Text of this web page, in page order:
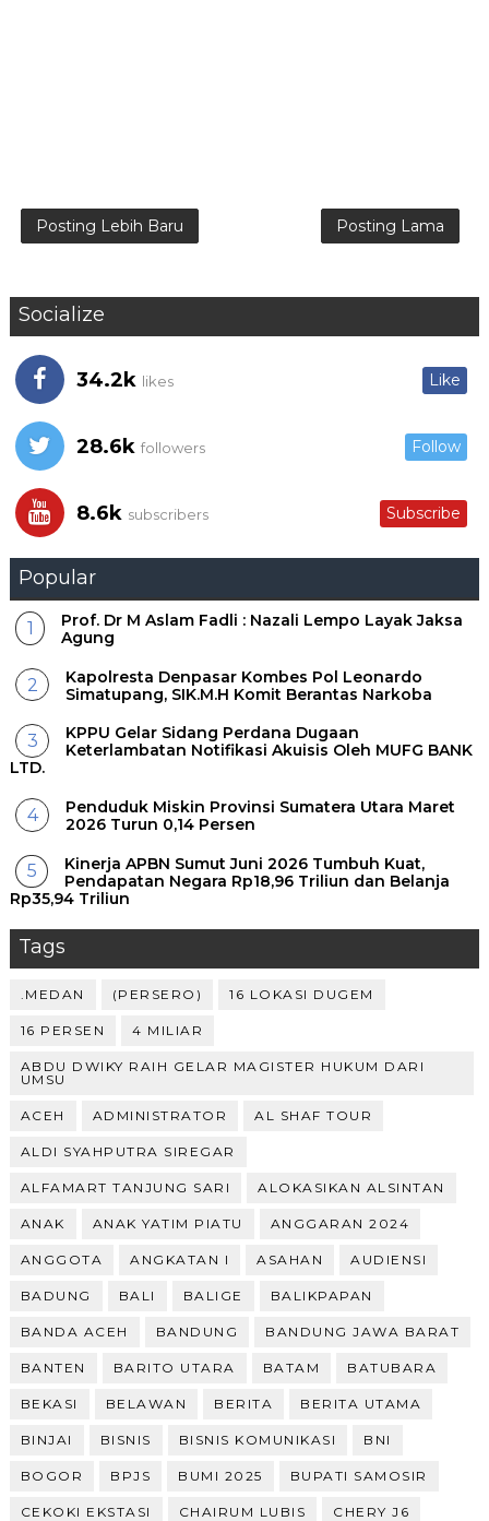
Posting Lebih Baru Posting Lama
Socialize
34.2k likes Like
28.6k followers Follow
8.6k subscribers Subscribe
Popular
Prof. Dr M Aslam Fadli : Nazali Lempo Layak Jaksa
Agung
Kapolresta Denpasar Kombes Pol Leonardo
Simatupang, SIK.M.H Komit Berantas Narkoba
KPPU Gelar Sidang Perdana Dugaan
Keterlambatan Notifikasi Akuisis Oleh MUFG BANK
LTD.
Penduduk Miskin Provinsi Sumatera Utara Maret
2026 Turun 0,14 Persen
Kinerja APBN Sumut Juni 2026 Tumbuh Kuat,
Pendapatan Negara Rp18,96 Triliun dan Belanja
Rp35,94 Triliun
Tags
.MEDAN (PERSERO) 16 LOKASI DUGEM
16 PERSEN 4 MILIAR
ABDU DWIKY RAIH GELAR MAGISTER HUKUM DARI
UMSU
ACEH ADMINISTRATOR AL SHAF TOUR
ALDI SYAHPUTRA SIREGAR
ALFAMART TANJUNG SARI ALOKASIKAN ALSINTAN
ANAK ANAK YATIM PIATU ANGGARAN 2024
ANGGOTA ANGKATAN I ASAHAN AUDIENSI
BADUNG BALI BALIGE BALIKPAPAN
BANDA ACEH BANDUNG BANDUNG JAWA BARAT
BANTEN BARITO UTARA BATAM BATUBARA
BEKASI BELAWAN BERITA BERITA UTAMA
BINJAI BISNIS BISNIS KOMUNIKASI BNI
BOGOR BPJS BUMI 2025 BUPATI SAMOSIR
CEKOKI EKSTASI CHAIRUM LUBIS CHERY J6